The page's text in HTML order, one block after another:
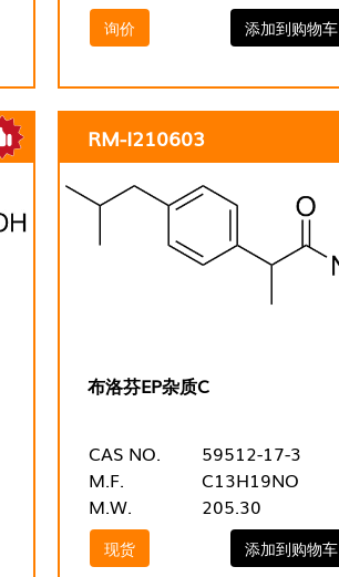
询价 添加到购物车
RM-I210603
布洛芬EP杂质C
CAS NO.
59512-17-3
M.F.
C13H19NO
M.W.
205.30
现货 添加到购物车